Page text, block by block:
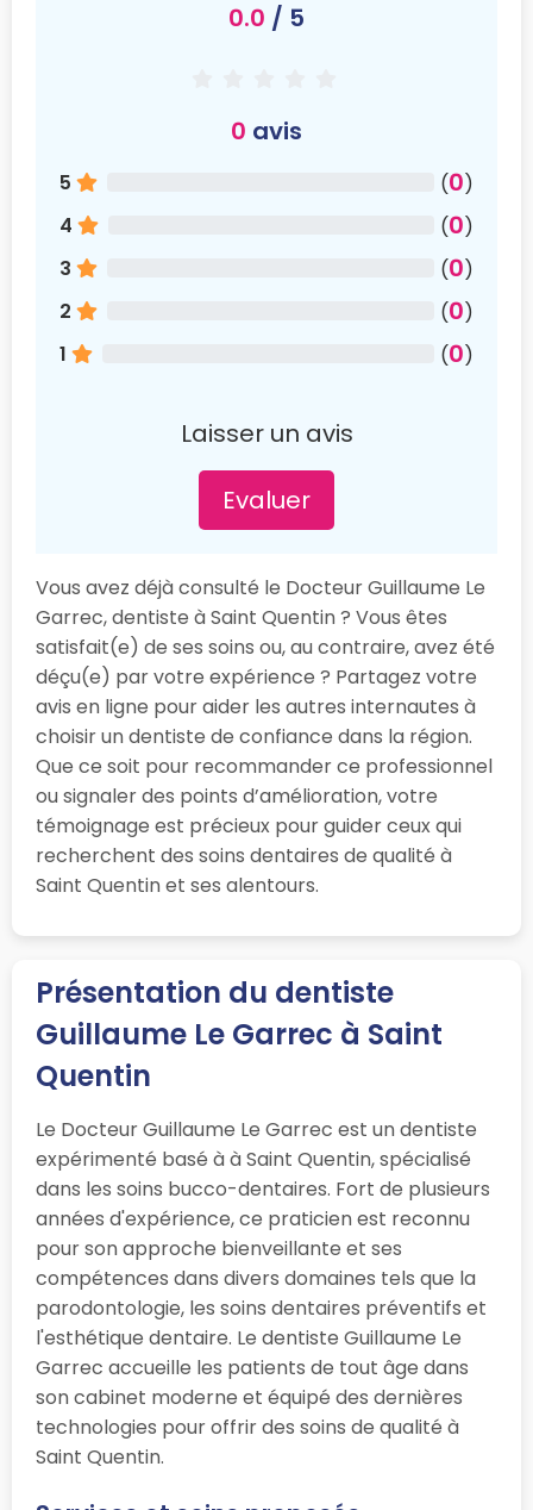
0.0 / 5
0 avis
5 (0)
4
(0)
3
(0)
2
(0)
1
(0)
Laisser un avis
Evaluer
Vous avez déjà consulté le Docteur Guillaume Le
Garrec, dentiste à Saint Quentin ? Vous êtes
satisfait(e) de ses soins ou, au contraire, avez été
déçu(e) par votre expérience ? Partagez votre
avis en ligne pour aider les autres internautes à
choisir un dentiste de confiance dans la région.
Que ce soit pour recommander ce professionnel
ou signaler des points d’amélioration, votre
témoignage est précieux pour guider ceux qui
recherchent des soins dentaires de qualité à
Saint Quentin et ses alentours.
Présentation du dentiste
Guillaume Le Garrec à Saint
Quentin
Le Docteur Guillaume Le Garrec est un dentiste
expérimenté basé à à Saint Quentin, spécialisé
dans les soins bucco-dentaires. Fort de plusieurs
années d'expérience, ce praticien est reconnu
pour son approche bienveillante et ses
compétences dans divers domaines tels que la
parodontologie, les soins dentaires préventifs et
l'esthétique dentaire. Le dentiste Guillaume Le
Garrec accueille les patients de tout âge dans
son cabinet moderne et équipé des dernières
technologies pour offrir des soins de qualité à
Saint Quentin.